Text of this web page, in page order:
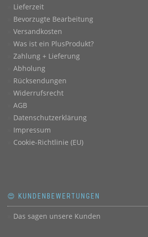
Lieferzeit
Bevorzugte Bearbeitung
Versandkosten
Was ist ein PlusProdukt?
Zahlung + Lieferung
Abholung
Rücksendungen
Widerrufsrecht
AGB
Datenschutzerklärung
Impressum
Cookie-Richtlinie (EU)
😍 KUNDENBEWERTUNGEN
Das sagen unsere Kunden